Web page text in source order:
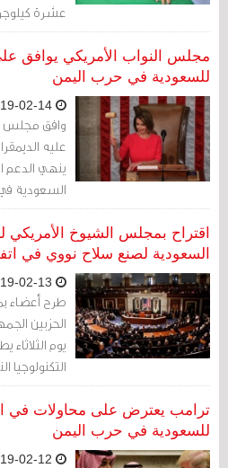
عشرة
عيادة لعلاج
مجلس النواب الأمريكي يوافق
للسعودية في حرب اليمن
وافق مجلس
عليه
ينهي الدعم
السعودية
النواب
لتشديداقتراح بمجلس الشيوخ
السعودية لصنع سلاح نووي في
طرح أعضاء
الحزبين
يوم الثلاثاء
التكنولوجيا
صنع
ترامب يعترض على محاولات في
للسعودية في حرب اليمن